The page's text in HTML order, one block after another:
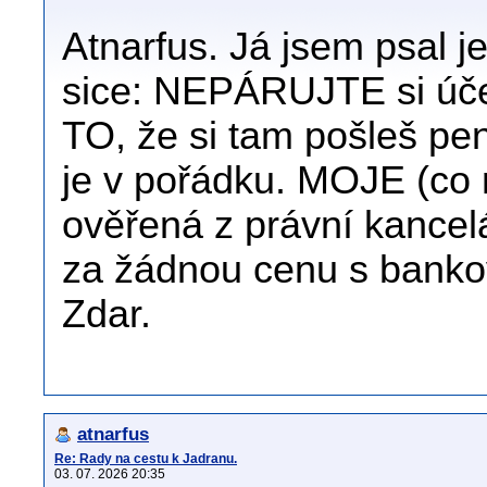
Atnarfus. Já jsem psal
sice: NEPÁRUJTE si
TO, že si tam pošleš
je v pořádku. MOJE
ověřená z právní
za žádnou cenu s
Zdar.
atnarfus
Re: Rady na cestu k Jadranu.
03. 07. 2026 20:35